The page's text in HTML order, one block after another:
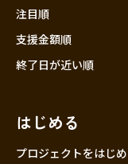
注目順
支援金額順
終了日が近い順
はじめる
プロジェクトをはじ